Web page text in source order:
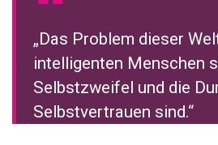
„Das Problem dieser
intelligenten Menschen
Selbstzweifel und die
Selbstvertrauen sind.“